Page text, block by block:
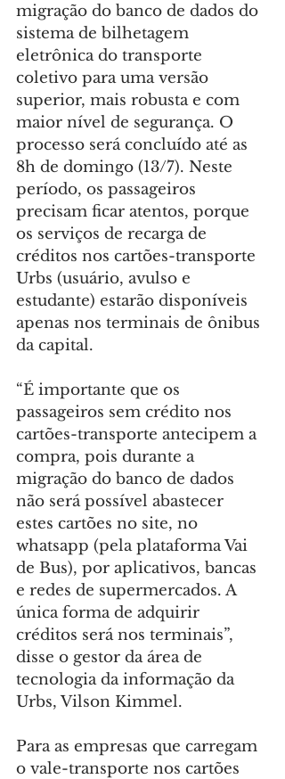
migração do banco de dados do
sistema de bilhetagem
eletrônica do transporte
coletivo para uma versão
superior, mais robusta e com
maior nível de segurança. O
processo será concluído até as
8h de domingo (13/7). Neste
período, os passageiros
precisam ficar atentos, porque
os serviços de recarga de
créditos nos cartões-transporte
Urbs (usuário, avulso e
estudante) estarão disponíveis
apenas nos terminais de ônibus
da capital.
“É importante que os
passageiros sem crédito nos
cartões-transporte antecipem a
compra, pois durante a
migração do banco de dados
não será possível abastecer
estes cartões no site, no
whatsapp (pela plataforma Vai
de Bus), por aplicativos, bancas
e redes de supermercados. A
única forma de adquirir
créditos será nos terminais”,
disse o gestor da área de
tecnologia da informação da
Urbs, Vilson Kimmel.
Para as empresas que carregam
o vale-transporte nos cartões